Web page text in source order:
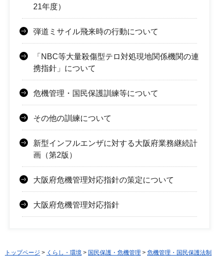
21年度）
弾道ミサイル飛来時の行動について
「NBC等大量殺傷型テロ対処現地関係機関の連
携指針」について
危機管理・国民保護訓練等について
その他の訓練について
新型インフルエンザに対する大阪府業務継続計
画（第2版）
大阪府危機管理対応指針の策定について
大阪府危機管理対応指針
トップページ > くらし・環境 > 国民保護・危機管理 > 危機管理・国民保護法制